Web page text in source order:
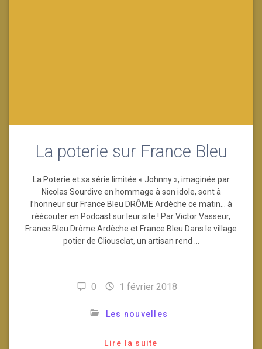
La poterie sur France Bleu
La Poterie et sa série limitée « Johnny », imaginée par
Nicolas Sourdive en hommage à son idole, sont à
l’honneur sur France Bleu DRÔME Ardèche ce matin… à
réécouter en Podcast sur leur site ! Par Victor Vasseur,
France Bleu Drôme Ardèche et France Bleu Dans le village
potier de Cliousclat, un artisan rend …
0 1 février 2018
Les nouvelles
Lire la suite